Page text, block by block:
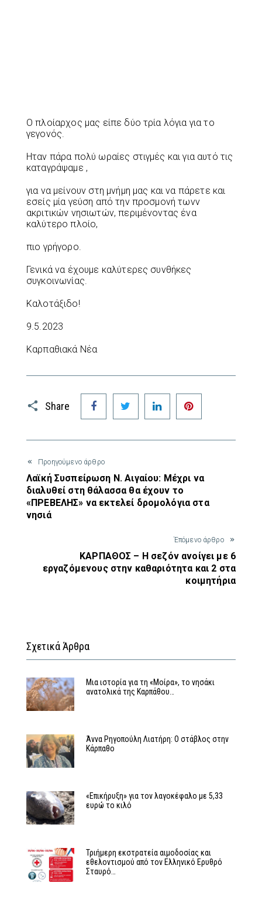
Ο πλοίαρχος μας είπε δύο τρία λόγια για το
γεγονός.
Ηταν πάρα πολύ ωραίες στιγμές και για αυτό τις
καταγράψαμε ,
για να μείνουν στη μνήμη μας και να πάρετε και
εσείς μία γεύση από την προσμονή τωνν
ακριτικών νησιωτών, περιμένοντας ένα
καλύτερο πλοίο,
πιο γρήγορο.
Γενικά να έχουμε καλύτερες συνθήκες
συγκοινωνίας.
Καλοτάξιδο!
9.5.2023
Καρπαθιακά Νέα
Share
Facebook Twitter LinkedIn
Προηγούμενο άρθρο
Λαϊκή Συσπείρωση Ν. Αιγαίου: Μέχρι να
διαλυθεί στη θάλασσα θα έχουν το
«ΠΡΕΒΕΛΗΣ» να εκτελεί δρομολόγια στα
νησιά
Έπόμενο άρθρο
ΚΑΡΠΑΘΟΣ – Η σεζόν ανοίγει με 6
εργαζόμενους στην καθαριότητα και 2 στα
κοιμητήρια
Σχετικά Άρθρα
Μια ιστορία για τη «Μοίρα», το νησάκι
ανατολικά της Καρπάθου…
Άννα Ρηγοπούλη Λιατήρη: Ο στάβλος στην
Κάρπαθο
«Επικήρυξη» για τον λαγοκέφαλο με 5,33
ευρώ το κιλό
Τριήμερη εκστρατεία αιμοδοσίας και
εθελοντισμού από τον Ελληνικό Ερυθρό
Σταυρό…